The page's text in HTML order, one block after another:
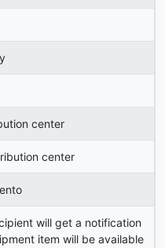
center
center
will get a notification
item will be available